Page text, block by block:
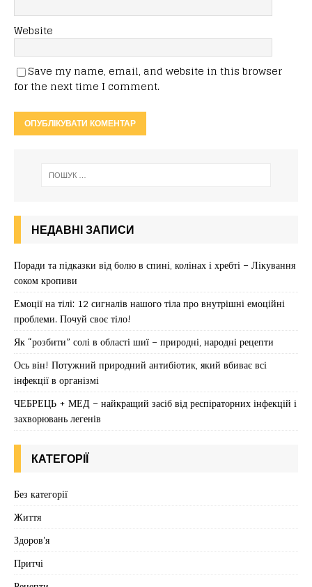
Website
Save my name, email, and website in this browser
for the next time I comment.
НЕДАВНІ ЗАПИСИ
Поради та підказки від болю в спині, колінах і хребті – Лікування
соком кропиви
Емоції на тілі: 12 сигналів нашого тіла про внутрішні емоційні
проблеми. Почуй своє тіло!
Як “розбити” солі в області шиї – природні, народні рецепти
Ось він! Потужний природний антибіотик, який вбиває всі
інфекції в організмі
ЧЕБРЕЦЬ + МЕД – найкращий засіб від респіраторних інфекцій і
захворювань легенів
КАТЕГОРІЇ
Без категорії
Життя
Здоров'я
Притчі